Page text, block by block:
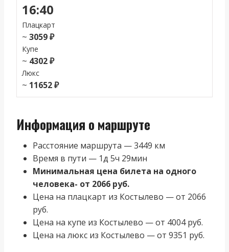
16:40
Плацкарт
~ 3059 ₽
Купе
~ 4302 ₽
Люкс
~ 11652 ₽
Информация о маршруте
Расстояние маршрута — 3449 км
Время в пути — 1д 5ч 29мин
Минимальная цена билета на одного
человека- от 2066 руб.
Цена на плацкарт из Костылево — от 2066
руб.
Цена на купе из Костылево — от 4004 руб.
Цена на люкс из Костылево — от 9351 руб.